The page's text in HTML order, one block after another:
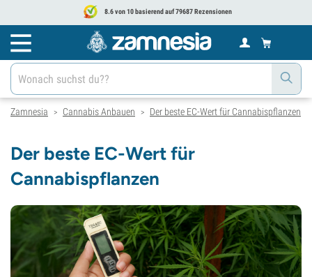
8.6 von 10 basierend auf 79687 Rezensionen
Zamnesia > Cannabis Anbauen > Der beste EC-Wert für Cannabispflanzen
Der beste EC-Wert für
Cannabispflanzen